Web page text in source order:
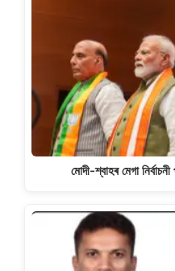
মোদী-শ্বাহৰ মেগা